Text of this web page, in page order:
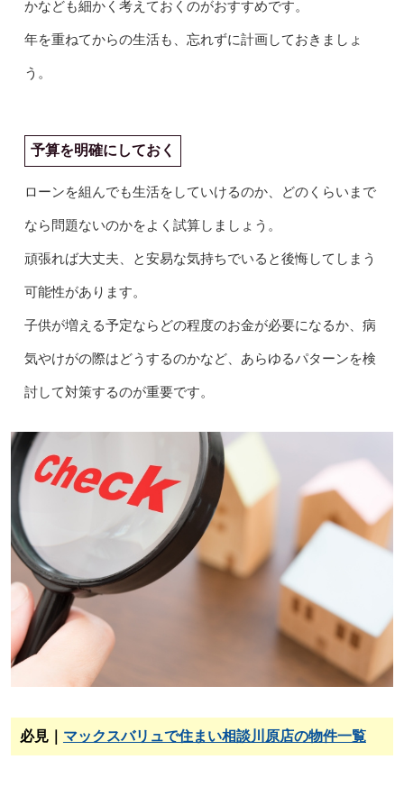
かなども細かく考えておくのがおすすめです。
年を重ねてからの生活も、忘れずに計画しておきましょ
う。
予算を明確にしておく
ローンを組んでも生活をしていけるのか、どのくらいまで
なら問題ないのかをよく試算しましょう。
頑張れば大丈夫、と安易な気持ちでいると後悔してしまう
可能性があります。
子供が増える予定ならどの程度のお金が必要になるか、病
気やけがの際はどうするのかなど、あらゆるパターンを検
討して対策するのが重要です。
必見｜ マックスバリュで住まい相談川原店の物件一覧